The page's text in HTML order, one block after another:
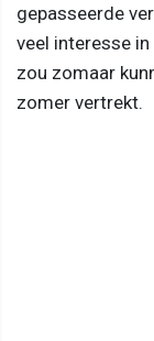
gepasseerde
veel interesse
zou zomaar
zomer vertrekt.